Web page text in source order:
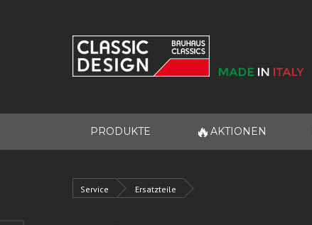
PRODUKTE 🔥 AKTIONEN
Service Ersatzteile